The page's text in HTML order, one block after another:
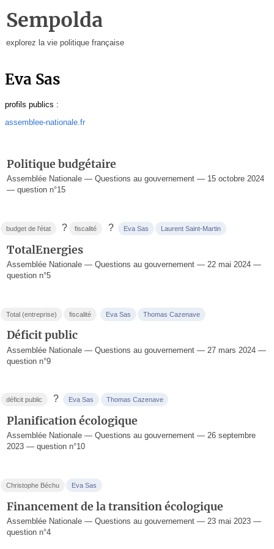
Sempolda
explorez la vie politique française
Eva Sas
profils publics :
assemblee-nationale.fr
Politique budgétaire
Assemblée Nationale — Questions au gouvernement — 15 octobre 2024
— question n°15
budget de l'état ? fiscalité ? Eva Sas Laurent Saint-Martin
TotalEnergies
Assemblée Nationale — Questions au gouvernement — 22 mai 2024 —
question n°5
Total (entreprise) fiscalité Eva Sas Thomas Cazenave
Déficit public
Assemblée Nationale — Questions au gouvernement — 27 mars 2024 —
question n°9
déficit public ? Eva Sas Thomas Cazenave
Planification écologique
Assemblée Nationale — Questions au gouvernement — 26 septembre
2023 — question n°10
Christophe Béchu Eva Sas
Financement de la transition écologique
Assemblée Nationale — Questions au gouvernement — 23 mai 2023 —
question n°4